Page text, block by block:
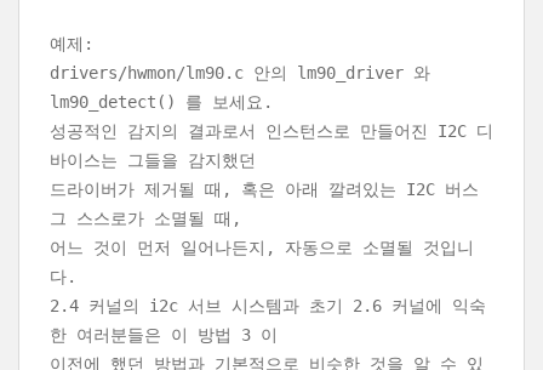
예제:
drivers/hwmon/lm90.c 안의 lm90_driver 와
lm90_detect() 를 보세요.
성공적인 감지의 결과로서 인스턴스로 만들어진 I2C 디
바이스는 그들을 감지했던
드라이버가 제거될 때, 혹은 아래 깔려있는 I2C 버스
그 스스로가 소멸될 때,
어느 것이 먼저 일어나든지, 자동으로 소멸될 것입니
다.
2.4 커널의 i2c 서브 시스템과 초기 2.6 커널에 익숙
한 여러분들은 이 방법 3 이
이전에 했던 방법과 기본적으로 비슷한 것을 알 수 있